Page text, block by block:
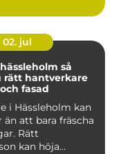
02. jul
så
rätt hantverkare
fasad
i Hässleholm kan
än att bara fräscha
Rätt
kan höja